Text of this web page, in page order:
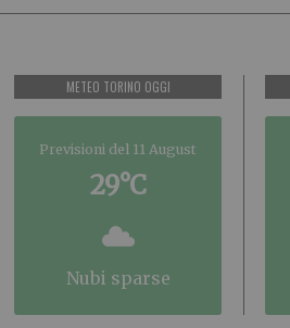
METEO TORINO OGGI
Previsioni del 11 August
29°C
nubi sparse